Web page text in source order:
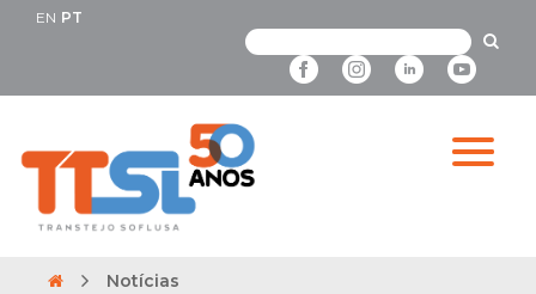
EN PT
Notícias